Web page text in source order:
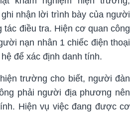
nhận lời trình bày của người
tác điều tra. Hiện cơ quan công
nạn nhân 1 chiếc điện thoại
để xác định danh tính.
trường cho biết, người đàn
phải người địa phương nên
Hiện vụ việc đang được cơ